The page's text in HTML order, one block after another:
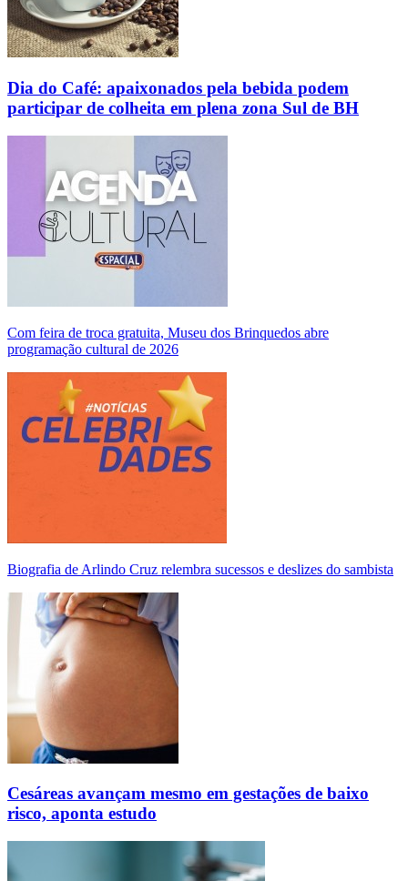
Dia do Café: apaixonados pela bebida podem
participar de colheita em plena zona Sul de BH
Com feira de troca gratuita, Museu dos Brinquedos abre
programação cultural de 2026
Biografia de Arlindo Cruz relembra sucessos e deslizes do sambista
Cesáreas avançam mesmo em gestações de baixo
risco, aponta estudo